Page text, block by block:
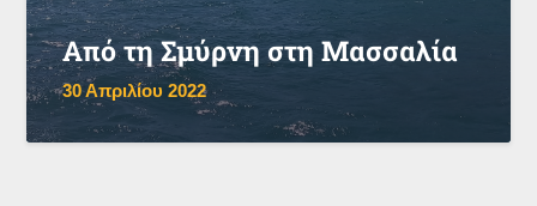
Από τη Σμύρνη στη Μασσαλία
30 Απριλίου 2022